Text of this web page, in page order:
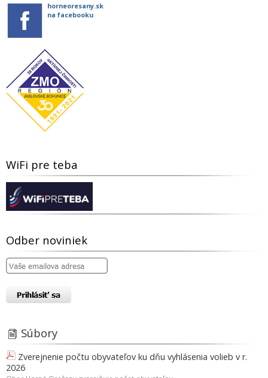
horneoresany.sk
na facebooku
WiFi pre teba
Odber noviniek
Súbory
Zverejnenie počtu obyvateľov ku dňu vyhlásenia volieb v r.
2026